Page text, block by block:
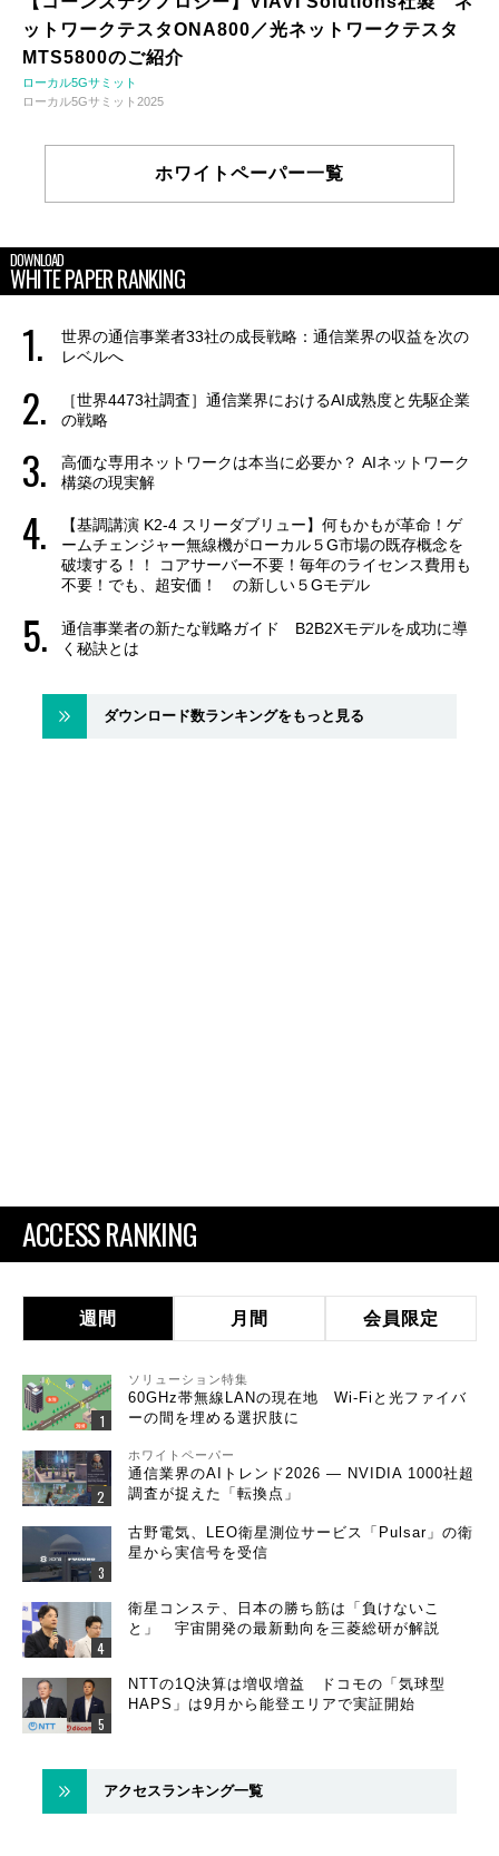
ットワークテスタONA800／光ネットワークテスタ
MTS5800のご紹介
ローカル5Gサミット
ローカル5Gサミット2025
ホワイトペーパー一覧
DOWNLOAD
WHITE PAPER RANKING
世界の通信事業者33社の成長戦略：通信業界の収益を次の
レベルへ
［世界4473社調査］通信業界におけるAI成熟度と先駆企業
の戦略
高価な専用ネットワークは本当に必要か？ AIネットワーク
構築の現実解
【基調講演 K2-4 スリーダブリュー】何もかもが革命！ゲ
ームチェンジャー無線機がローカル５G市場の既存概念を
破壊する！！ コアサーバー不要！毎年のライセンス費用も
不要！でも、超安価！ の新しい５Gモデル
通信事業者の新たな戦略ガイド B2B2Xモデルを成功に導
く秘訣とは
ダウンロード数ランキングをもっと見る
ACCESS RANKING
週間 月間 会員限定
ソリューション特集
60GHz帯無線LANの現在地 Wi-Fiと光ファイバ
ーの間を埋める選択肢に
ホワイトペーパー
通信業界のAIトレンド2026 ― NVIDIA 1000社超
調査が捉えた「転換点」
古野電気、LEO衛星測位サービス「Pulsar」の衛
星から実信号を受信
衛星コンステ、日本の勝ち筋は「負けないこ
と」 宇宙開発の最新動向を三菱総研が解説
NTTの1Q決算は増収増益 ドコモの「気球型
HAPS」は9月から能登エリアで実証開始
アクセスランキング一覧